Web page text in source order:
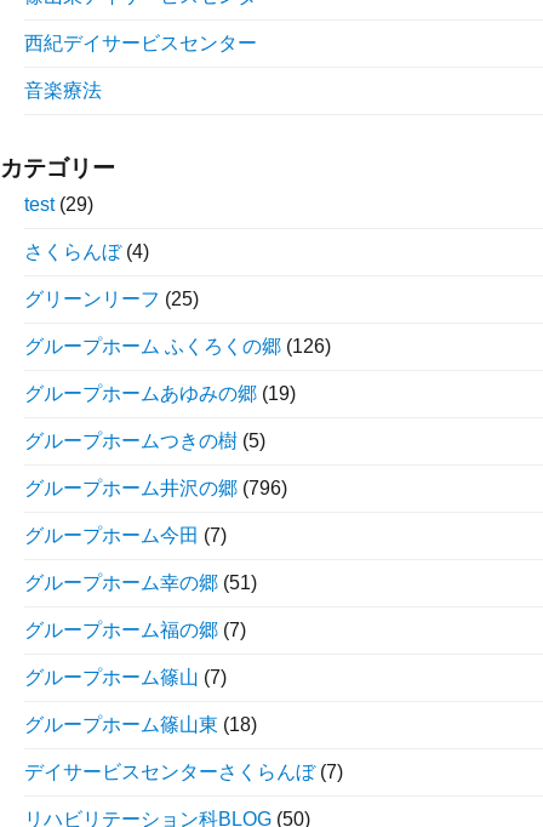
西紀デイサービスセンター
音楽療法
カテゴリー
test(29)
さくらんぼ(4)
グリーンリーフ (25)
グループホーム ふくろくの郷 (126)
グループホームあゆみの郷 (19)
グループホームつきの樹 (5)
グループホーム井沢の郷 (796)
グループホーム今田 (7)
グループホーム幸の郷 (51)
グループホーム福の郷 (7)
グループホーム篠山 (7)
グループホーム篠山東 (18)
デイサービスセンターさくらんぼ(7)
リハビリテーション科BLOG (50)